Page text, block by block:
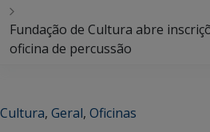
Fundação de Cultura abre
oficina de percussão
Cultura, Geral, Oficinas